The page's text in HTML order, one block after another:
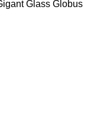
Glass Globus